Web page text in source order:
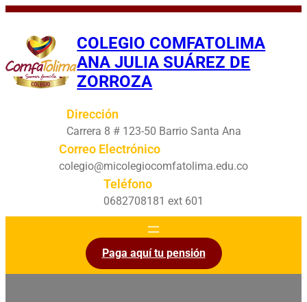
Saltar
contenido
COLEGIO COMFATOLIMA
ANA JULIA SUÁREZ DE
ZORROZA
Dirección
Carrera 8 # 123-50 Barrio Santa Ana
Correo Electrónico
colegio@micolegiocomfatolima.edu.co
Teléfono
0682708181 ext 601
Paga aquí tu pensión